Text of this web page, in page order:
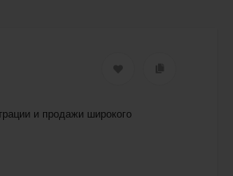
и продажи широкого